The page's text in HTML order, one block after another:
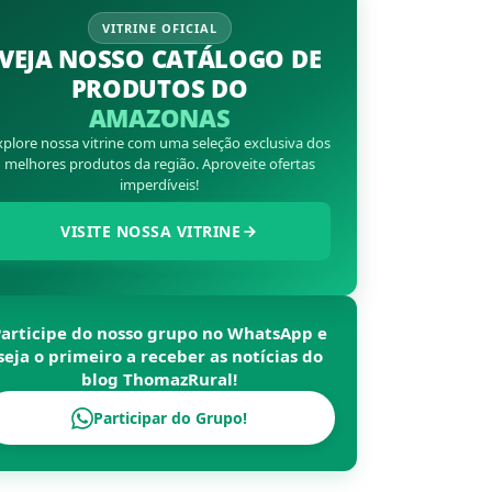
VITRINE OFICIAL
NOSSO CATÁLOGO DE
PRODUTOS DO
AMAZONAS
nossa vitrine com uma seleção exclusiva dos
melhores produtos da região. Aproveite ofertas
imperdíveis!
VISITE NOSSA VITRINE
do nosso grupo no WhatsApp e
o primeiro a receber as notícias do
blogThomazRural!
Participar do Grupo!